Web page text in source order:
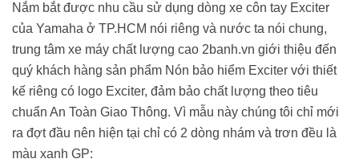
Nắm bắt được nhu cầu sử dụng dòng xe côn tay Exciter
của Yamaha ở TP.HCM nói riêng và nước ta nói chung,
trung tâm xe máy chất lượng cao 2banh.vn giới thiệu đến
quý khách hàng sản phẩm Nón bảo hiểm Exciter với thiết
kế riêng có logo Exciter, đảm bảo chất lượng theo tiêu
chuẩn An Toàn Giao Thông. Vì mẫu này chúng tôi chỉ mới
ra đợt đầu nên hiện tại chỉ có 2 dòng nhám và trơn đều là
màu xanh GP: